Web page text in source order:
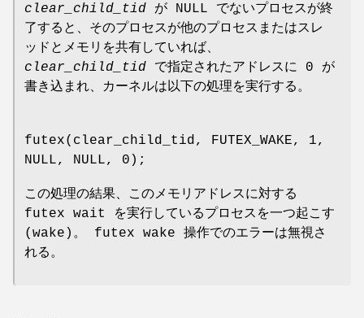
clear_child_tid が NULL でないプロセスが終
了すると、そのプロセスが他のプロセスまたはスレ
ッドとメモリを共有していれば、
clear_child_tid で指定されたアドレスに 0 が
書き込まれ、カーネルは以下の処理を実行する。
futex(clear_child_tid, FUTEX_WAKE, 1,
NULL, NULL, 0);
この処理の結果、このメモリアドレスに対する
futex wait を実行しているプロセスを一つ起こす
(wake)。 futex wake 操作でのエラーは無視さ
れる。